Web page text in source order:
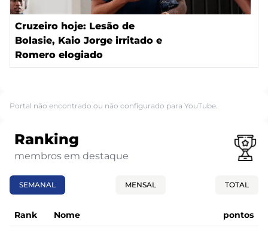
Cruzeiro hoje: Lesão de
Bolasie, Kaio Jorge irritado e
Romero elogiado
Portal não encontrado ou não configurado para YouTube.
Ranking
membros em destaque
SEMANAL MENSAL TOTAL
Rank Nome pontos